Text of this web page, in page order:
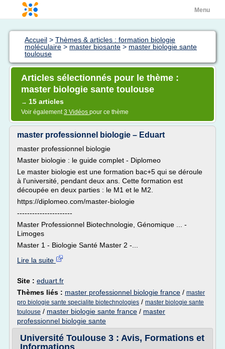
Menu
Accueil > Thèmes & articles : formation biologie
moléculaire > master biosante > master biologie sante
toulouse
Articles sélectionnés pour le thème :
master biologie sante toulouse
→ 15 articles
Voir également3 Vidéos pour ce thème
master professionnel biologie – Eduart
master professionnel biologie
Master biologie : le guide complet - Diplomeo
Le master biologie est une formation bac+5 qui se déroule
à l'université, pendant deux ans. Cette formation est
découpée en deux parties : le M1 et le M2.
https://diplomeo.com/master-biologie
----------------------
Master Professionnel Biotechnologie, Génomique ... -
Limoges
Master 1 - Biologie Santé Master 2 -...
Lire la suite
Site : eduart.fr
Thèmes liés : master professionnel biologie france / master
pro biologie sante specialite biotechnologies / master biologie sante
toulouse / master biologie sante france / master
professionnel biologie sante
Université Toulouse 3 : Avis, Formations et
Informations